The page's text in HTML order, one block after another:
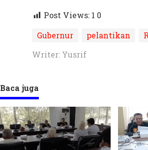
Post Views: 1 0
Gubernur
pelantikan
Writer: Yusrif
Baca juga